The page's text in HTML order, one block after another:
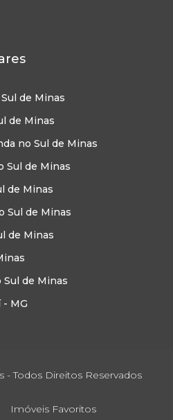
de Minas
de Minas
no Sul de Minas
Sul de Minas
de Minas
Sul de Minas
de Minas
de Minas
- MG
- Todos Direitos Reservados
Imóveis Favoritos